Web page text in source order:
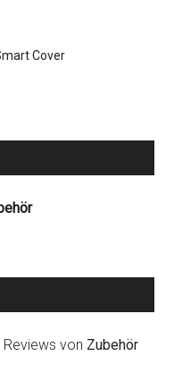
Cover
Reviews von Zubehör